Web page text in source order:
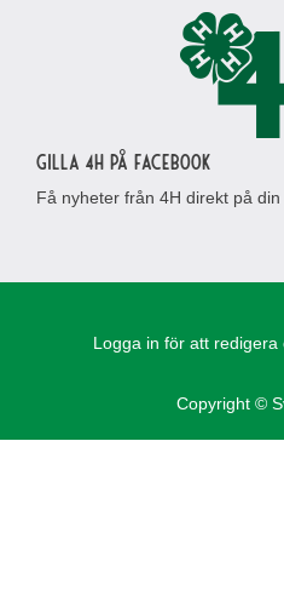
Gilla 4H på Facebook
Få nyheter från 4H direkt på din
Logga in för att redigera
Copyright ©